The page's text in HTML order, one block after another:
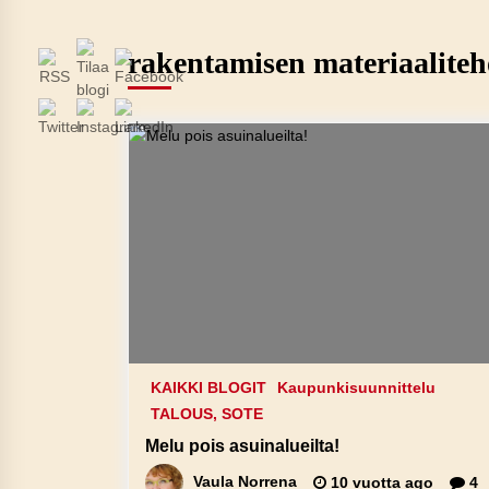
rakentamisen
KAIKKI BLOGIT
Kaupunkisuunnittelu
TALOUS, SOTE
Melu pois asuinalueilta!
Vaula Norrena 10 vuotta ago 4